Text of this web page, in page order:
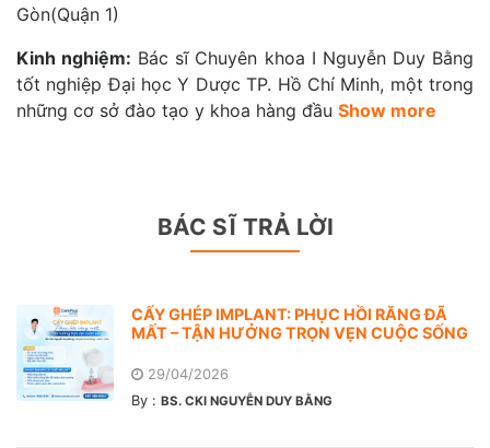
Gòn(Quận 1)
Kinh nghiệm: Bác sĩ Chuyên khoa I Nguyễn Duy Bằng
tốt nghiệp Đại học Y Dược TP. Hồ Chí Minh, một trong
những cơ sở đào tạo y khoa hàng đầu Show more
BÁC SĨ TRẢ LỜI
CẤY GHÉP IMPLANT: PHỤC HỒI RĂNG ĐÃ
MẤT – TẬN HƯỞNG TRỌN VẸN CUỘC SỐNG
29/04/2026
By : BS. CKI NGUYỄN DUY BẰNG